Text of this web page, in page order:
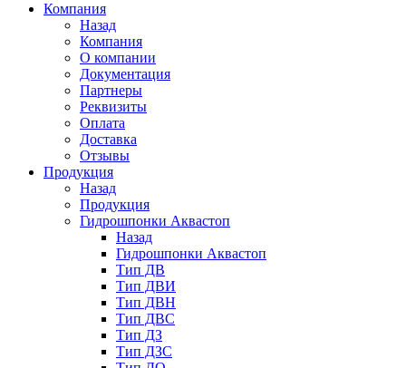
Компания
Назад
Компания
О компании
Документация
Партнеры
Реквизиты
Оплата
Доставка
Отзывы
Продукция
Назад
Продукция
Гидрошпонки Аквастоп
Назад
Гидрошпонки Аквастоп
Тип ДВ
Тип ДВИ
Тип ДВН
Тип ДВС
Тип ДЗ
Тип ДЗС